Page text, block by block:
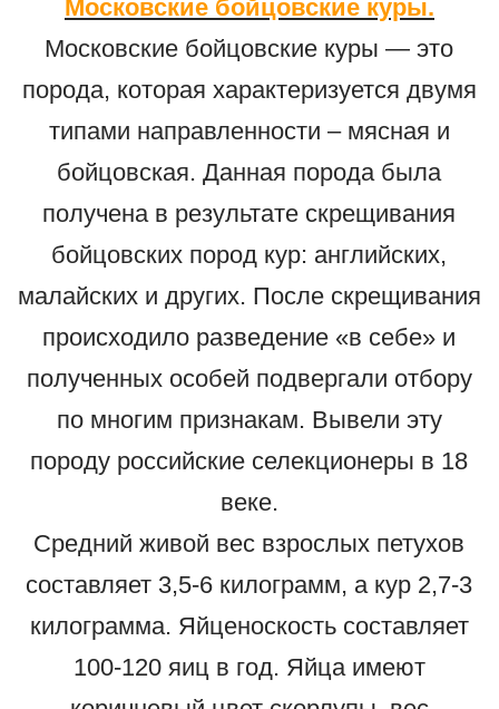
Московские бойцовские куры.
Московские бойцовские куры — это
порода, которая характеризуется двумя
типами направленности – мясная и
бойцовская. Данная порода была
получена в результате скрещивания
бойцовских пород кур: английских,
малайских и других. После скрещивания
происходило разведение «в себе» и
полученных особей подвергали отбору
по многим признакам. Вывели эту
породу российские селекционеры в 18
веке.
Средний живой вес взрослых петухов
составляет 3,5-6 килограмм, а кур 2,7-3
килограмма. Яйценоскость составляет
100-120 яиц в год. Яйца имеют